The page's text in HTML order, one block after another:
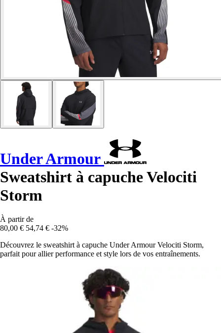
Under Armour
Sweatshirt à capuche Velociti
Storm
À partir de
80,00 € 54,74 € -32%
Découvrez le sweatshirt à capuche Under Armour Velociti Storm,
parfait pour allier performance et style lors de vos entraînements.